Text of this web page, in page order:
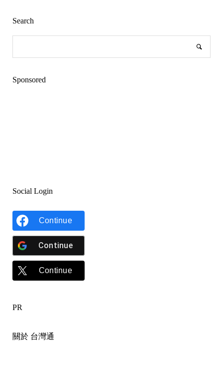
Search
Sponsored
Social Login
Continue
Continue
Continue
PR
關於 台灣通